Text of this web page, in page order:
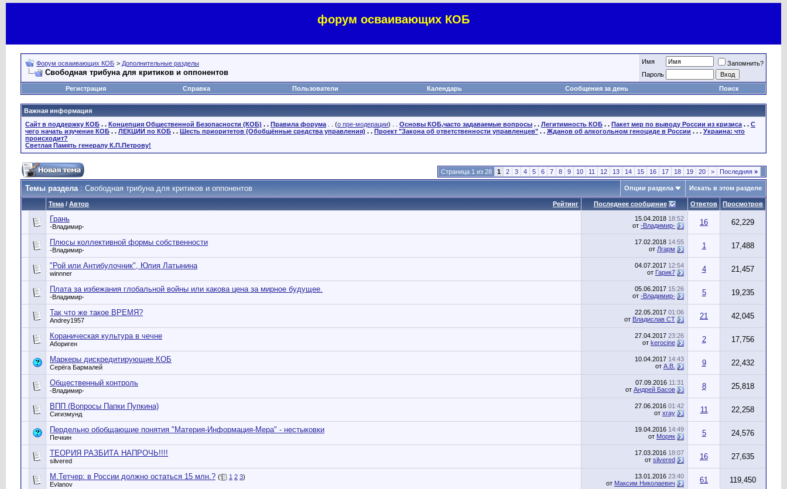
форум осваивающих КОБ
Форум осваивающих КОБ > Дополнительные разделы
Свободная трибуна для критиков и оппонентов
Имя
Запомнить?
Пароль
Регистрация
Справка Пользователи Календарь Сообщения за день Поиск
Важная информация
Сайт в поддержку КОБ . . Концепция Общественной Безопасности (КОБ) . . Правила форума . . (о пре-модерации) . . Основы КОБ,часто задаваемые вопросы . . Легитимность КОБ . . Пакет мер по выводу России из кризиса . . С
чего начать изучение КОБ . . ЛЕКЦИИ по КОБ . . Шесть приоритетов (Обобщённые средства управления) . . Проект "Закона об ответственности управленцев" . . Жданов об алкогольном геноциде в России . . . Украина: что
происходит?
Светлая Память генералу К.П.Петрову!
Страница 1 из 28 1 2 3 4 5 6 7 8 9 10 11 12 13 14 15 16 17 18 19 20 > Последняя »
Темы раздела: Свободная трибуна для критиков и оппонентов Опции раздела Искать в этом разделе
Рейтинг
Тема / Автор Последнее сообщение Ответов Просмотров
Грань
-Владимир-
15.04.2018 18:52
от -Владимир- 16 62,229
Плюсы коллективной формы собственности
-Владимир-
17.02.2018 14:55
от Лгарм 1 17,488
"Рой или Антибулочник", Юлия Латынина
winnner
04.07.2017 12:54
от Гарик7 4 21,457
Плата за избежания глобальной войны или какова цена за мирное будущее.
-Владимир-
05.06.2017 15:26
от -Владимир- 5 19,235
Так что же такое ВРЕМЯ?
Andrey1957
22.05.2017 01:06
от Владислав СТ 21 42,045
Кораническая культура в чечне
Абориген
27.04.2017 23:26
от kerocine 2 17,756
Маркеры дискредитирующие КОБ
Серёга Бармалей
10.04.2017 14:43
от А.В. 9 22,432
Общественный контроль
-Владимир-
07.09.2016 11:31
от Андрей Басов 8 25,818
ВПП (Вопросы Папки Пупкина)
Сигизмунд
27.06.2016 01:42
от xray 11 22,258
Пердельно обобщающие понятия "Материя-Информация-Мера" - нестыковки
Печкин
19.04.2016 14:49
от Моряк 5 24,576
ТЕОРИЯ РАЗБИТА НАПРОЧЬ!!!!
silvered
17.03.2016 18:07
от silvered 16 27,635
М.Тетчер: в России должно остаться 15 млн.? ( 1 2 3)
Evlanov
13.01.2016 23:40
от Максим Николаевич 61 119,450